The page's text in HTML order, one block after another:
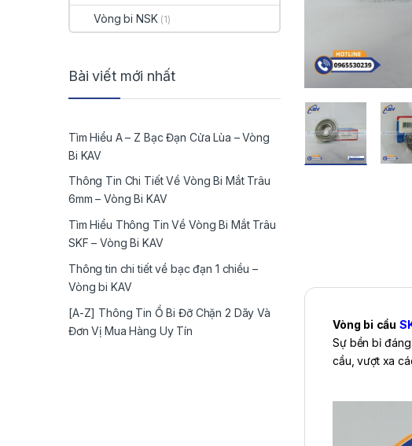
Vòng bi cầu
Sự bền bỉ
cầu, vượt xa
Vòng bi NSK (1)
Bài viết mới nhất
Tìm Hiểu A – Z Bạc Đạn Cửa Lùa – Vòng
Bi KAV
Thông Tin Chi Tiết Về Vòng Bi Mắt Trâu
6mm – Vòng Bi KAV
Tìm Hiểu Thông Tin Về Vòng Bi Mắt Trâu
SKF – Vòng Bi KAV
Thông tin chi tiết về bạc đạn 1 chiều –
Vòng bi KAV
[A-Z] Thông Tin Ổ Bi Đỡ Chặn 2 Dãy Và
Đơn Vị Mua Hàng Uy Tín